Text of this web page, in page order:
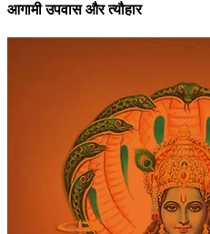
आगामी उपवास और त्यौहार